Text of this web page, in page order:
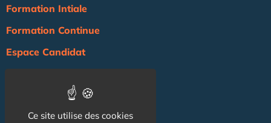
Formation Intiale
Formation Continue
Espace Candidat
AgendaCe site utilise des cookies